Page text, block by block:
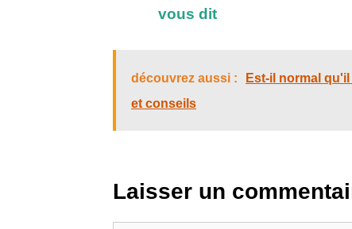
vous dit
découvrez aussi :
Est-il normal
et conseils
Laisser un